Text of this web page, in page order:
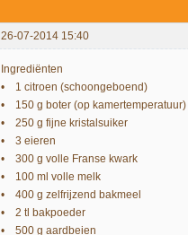
26-07-2014 15:40
Ingrediënten
• 1 citroen (schoongeboend)
• 150 g boter (op kamertemperatuur)
• 250 g fijne kristalsuiker
• 3 eieren
• 300 g volle Franse kwark
• 100 ml volle melk
• 400 g zelfrijzend bakmeel
• 2 tl bakpoeder
• 500 g aardbeien